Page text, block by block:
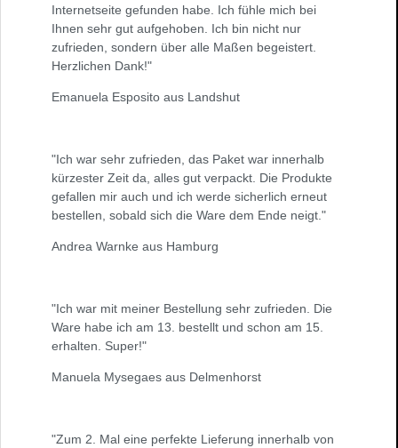
Internetseite gefunden habe. Ich fühle mich bei
Ihnen sehr gut aufgehoben. Ich bin nicht nur
zufrieden, sondern über alle Maßen begeistert.
Herzlichen Dank!"
Emanuela Esposito aus Landshut
"Ich war sehr zufrieden, das Paket war innerhalb
kürzester Zeit da, alles gut verpackt. Die Produkte
gefallen mir auch und ich werde sicherlich erneut
bestellen, sobald sich die Ware dem Ende neigt."
Andrea Warnke aus Hamburg
"Ich war mit meiner Bestellung sehr zufrieden. Die
Ware habe ich am 13. bestellt und schon am 15.
erhalten. Super!"
Manuela Mysegaes aus Delmenhorst
"Zum 2. Mal eine perfekte Lieferung innerhalb von